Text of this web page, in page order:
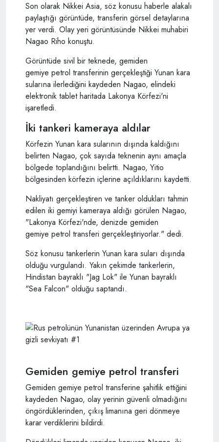
Son olarak Nikkei Asia, söz konusu haberle alakalı
paylaştığı görüntüde, transferin görsel detaylarına
yer verdi. Olay yeri görüntüsünde Nikkei muhabiri
Nagao Riho konuştu.
Görüntüde sivil bir teknede, gemiden
gemiye petrol transferinin gerçekleştiği Yunan kara
sularına ilerlediğini kaydeden Nagao, elindeki
elektronik tablet haritada Lakonya Körfezi'ni
işaretledi.
İki tankeri kameraya aldılar
Körfezin Yunan kara sularının dışında kaldığını
belirten Nagao, çok sayıda teknenin aynı amaçla
bölgede toplandığını belirtti. Nagao, Yitio
bölgesinden körfezin içlerine açıldıklarını kaydetti.
Nakliyatı gerçekleştiren ve tanker oldukları tahmin
edilen iki gemiyi kameraya aldığı görülen Nagao,
"Lakonya Körfezi'nde, denizde gemiden
gemiye petrol transferi gerçekleştiriyorlar." dedi.
Söz konusu tankerlerin Yunan kara suları dışında
olduğu vurgulandı. Yakın çekimde tankerlerin,
Hindistan bayraklı "Jag Lok" ile Yunan bayraklı
"Sea Falcon" olduğu saptandı.
Gemiden gemiye petrol transferi
Gemiden gemiye petrol transferine şahitlik ettiğini
kaydeden Nagao, olay yerinin güvenli olmadığını
öngördüklerinden, çıkış limanına geri dönmeye
karar verdiklerini bildirdi.